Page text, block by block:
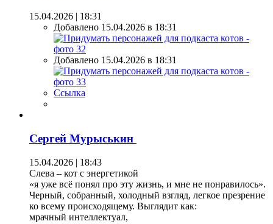
15.04.2026 | 18:31
Добавлено 15.04.2026 в 18:31
Добавлено 15.04.2026 в 18:31
Ссылка
Сергей Мурыськин
15.04.2026 | 18:43
Слева – кот с энергетикой
«я уже всё понял про эту жизнь, и мне не понравилось».
Черный, собранный, холодный взгляд, легкое презрение
ко всему происходящему. Выглядит как:
мрачный интеллектуал,